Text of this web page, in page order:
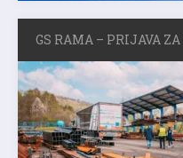
GS RAMA – PRIJAVA ZA